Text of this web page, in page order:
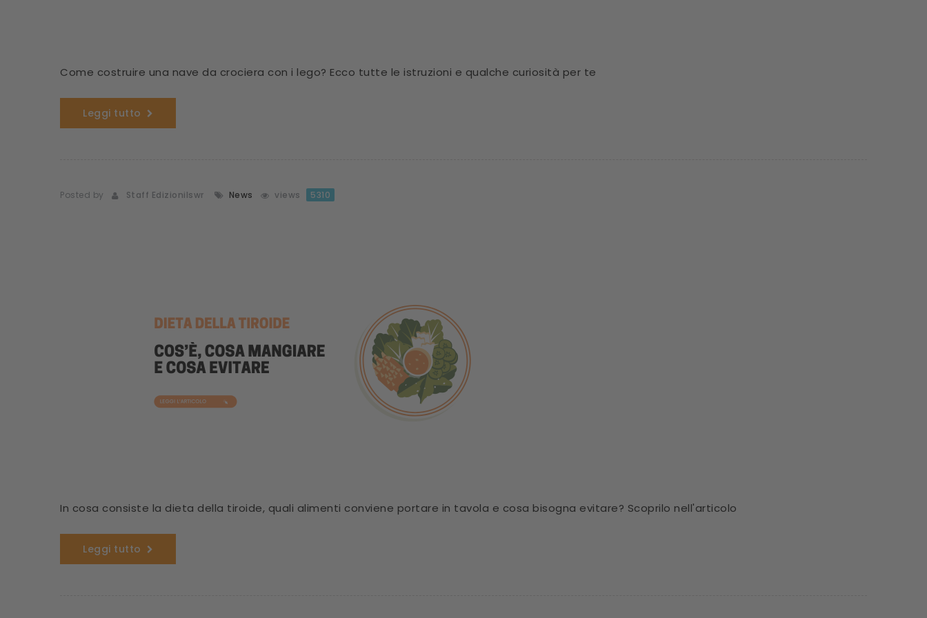
Come costruire una nave da crociera con i lego? Ecco tutte le istruzioni e qualche curiosità per te
Leggi tutto
Posted by Staff Edizionilswr News views 5310
In cosa consiste la dieta della tiroide, quali alimenti conviene portare in tavola e cosa bisogna evitare? Scoprilo nell'articolo
Leggi tutto